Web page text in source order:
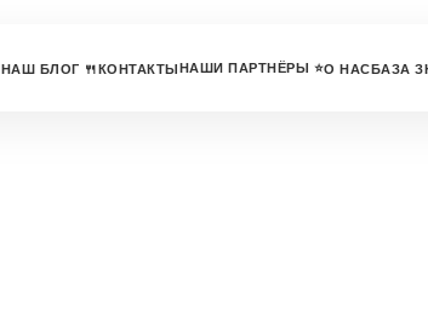
НАШ БЛОГ 🍴КОНТАКТЫНАШИ ПАРТНЁРЫ ⭐О НАСБАЗА